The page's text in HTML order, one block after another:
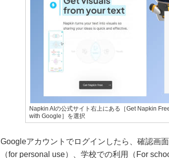
Napkin AIの公式サイト右上にある［Get Napkin
with Google］を選択
Googleアカウントでログインしたら、確認画
（for personal use）、学校での利用（For